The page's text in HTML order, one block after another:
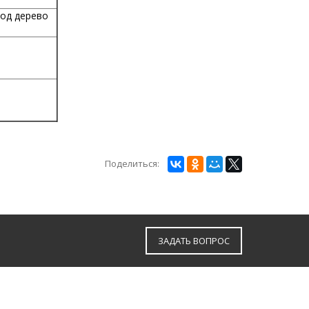
дерево
Поделиться:
ЗАДАТЬ ВОПРОС